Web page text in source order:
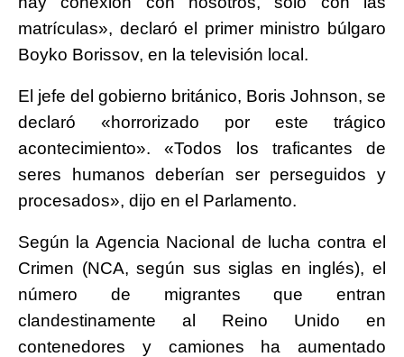
matrículas», declaró el primer ministro búlgaro
Boyko Borissov, en la televisión local.
El jefe del gobierno británico, Boris Johnson, se
declaró «horrorizado por este trágico
acontecimiento». «Todos los traficantes de
seres humanos deberían ser perseguidos y
procesados», dijo en el Parlamento.
Según la Agencia Nacional de lucha contra el
Crimen (NCA, según sus siglas en inglés), el
número de migrantes que entran
clandestinamente al Reino Unido en
contenedores y camiones ha aumentado